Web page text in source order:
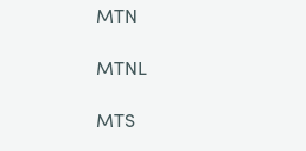
MTN
MTNL
MTS